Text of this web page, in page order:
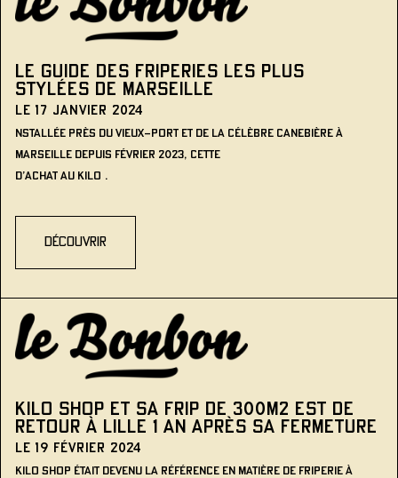
Le guide des friperies les plus
stylées de Marseille
Le 17 janvier 2024
nstallée près du Vieux-Port et de la célèbre Canebière à
Marseille depuis février 2023, cette
d’achat au kilo .
découvrir
Kilo Shop et sa frip de 300m2 est de
retour à Lille 1 an après sa fermeture
Le 19 février 2024
Kilo Shop était devenu LA référence en matière de friperie à